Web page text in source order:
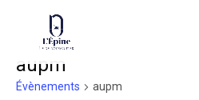
aupm
Évènements aupm